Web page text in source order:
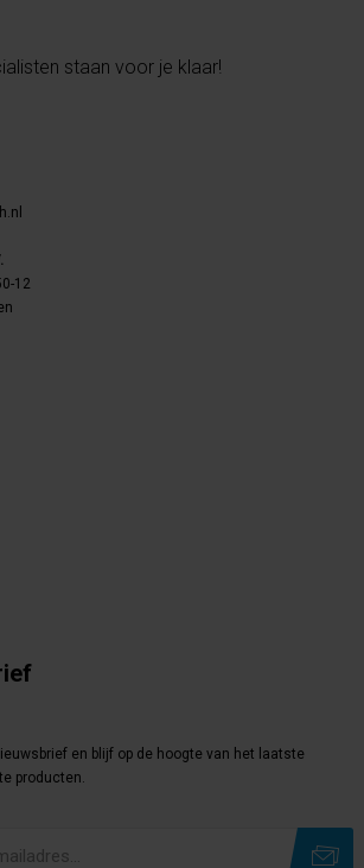
staan voor je klaar!
12
en blijf op de hoogte van het laatste
producten.